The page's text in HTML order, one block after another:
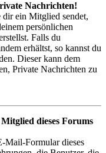
Nachrichten!
ein Mitglied sendet,
persönlichen
Falls du
erhältst, so kannst du
Dieser kann dem
Private Nachrichten zu
dieses Forums
Mail-Formular dieses